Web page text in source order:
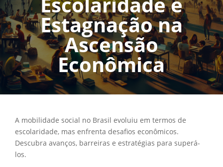
Estagnação na
Ascensão
Econômica
A mobilidade social no Brasil evoluiu em termos de
escolaridade, mas enfrenta desafios econômicos.
Descubra avanços, barreiras e estratégias para superá-
los.